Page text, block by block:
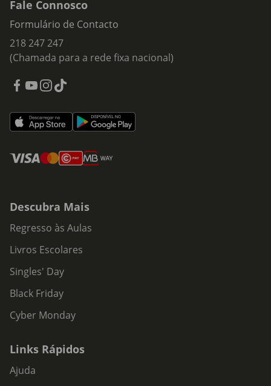
Fale Connosco
Formulário de Contacto
218 247 247
(Chamada para a rede fixa nacional)
Descubra Mais
Regresso às Aulas
Livros Escolares
Singles' Day
Black Friday
Cyber Monday
Links Rápidos
Ajuda